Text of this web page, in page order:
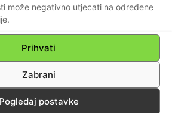
može negativno utjecati na određene
Prihvati
Zabrani
Pogledaj postavke
Kontaktirajte nas
WordPress Theme by TagDiv